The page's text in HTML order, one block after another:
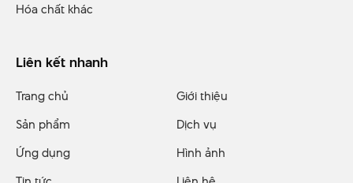
Hóa chất khác
Liên kết nhanh
Trang chủ
Giới thiệu
Sản phẩm
Dịch vụ
Ứng dụng
Hình ảnh